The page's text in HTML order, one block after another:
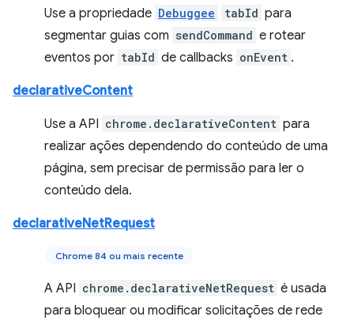
Use a propriedade Debuggee tabId para
segmentar guias com sendCommand e rotear
eventos por tabId de callbacks onEvent .
declarativeContent
Use a API chrome.declarativeContent para
realizar ações dependendo do conteúdo de uma
página, sem precisar de permissão para ler o
conteúdo dela.
declarativeNetRequest
Chrome 84 ou mais recente
A API chrome.declarativeNetRequest é usada
para bloquear ou modificar solicitações de rede